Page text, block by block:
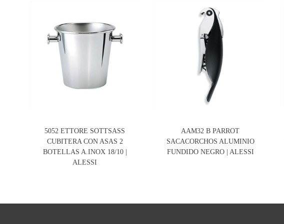
5052 ETTORE SOTTSASS
CUBITERA CON ASAS 2
BOTELLAS A.INOX 18/10 |
ALESSI
AAM32 B PARROT
SACACORCHOS ALUMINIO
FUNDIDO NEGRO | ALESSI